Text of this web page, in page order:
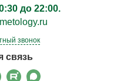
до 22:00.
звонок
связь